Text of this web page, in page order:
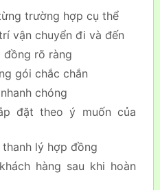
trường hợp cụ thể
vận chuyển đi và đến
đồng rõ ràng
gói chắc chắn
chóng
đặt theo ý muốn của
lý hợp đồng
hàng sau khi hoàn